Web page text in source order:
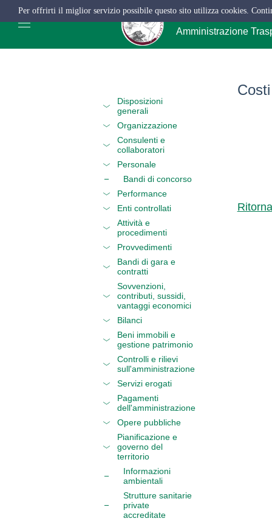
ATC Salerno
Amministrazione
Disposizioni
generali
Organizzazione
Consulenti e
collaboratori
Personale
Bandi di concorso
Performance
Enti controllati
Attività e
procedimenti
Provvedimenti
Bandi di gara e
contratti
Sovvenzioni,
contributi, sussidi,
vantaggi economici
Bilanci
Beni immobili e
gestione patrimonio
Controlli e rilievi
sull'amministrazione
Servizi erogati
Pagamenti
dell'amministrazione
Opere pubbliche
Pianificazione e
governo del
territorio
Informazioni
ambientali
Strutture sanitarie
private
accreditate
Per offrirti il miglior servizio possibile questo sito utilizza cookies.